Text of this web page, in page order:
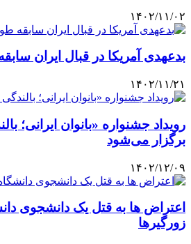
۱۴۰۲/۱۱/۰۲
بدعهدی آمریکا در قبال ایران
۱۴۰۲/۱۱/۲۱
رویداد جشنواره «بانوان ایرانی؛
برگزار می‌شود
۱۴۰۲/۱۲/۰۹
اعتراض ها به قتل یک دانشجوی
زورگیرها